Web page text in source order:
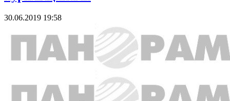
30.06.2019 19:58